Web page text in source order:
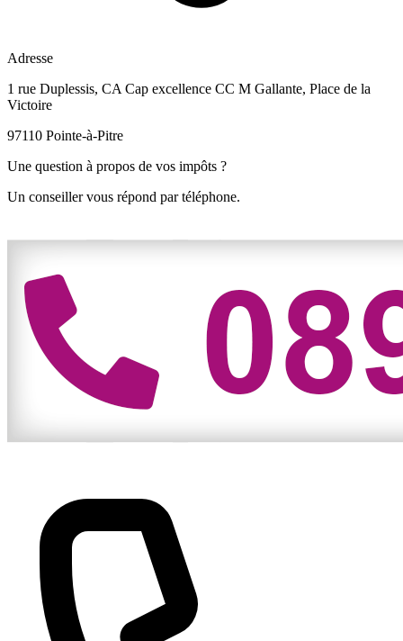
Adresse
1 rue Duplessis, CA Cap excellence CC M Gallante, Place de la
Victoire
97110 Pointe-à-Pitre
Une question à propos de vos impôts ?
Un conseiller vous répond par téléphone.